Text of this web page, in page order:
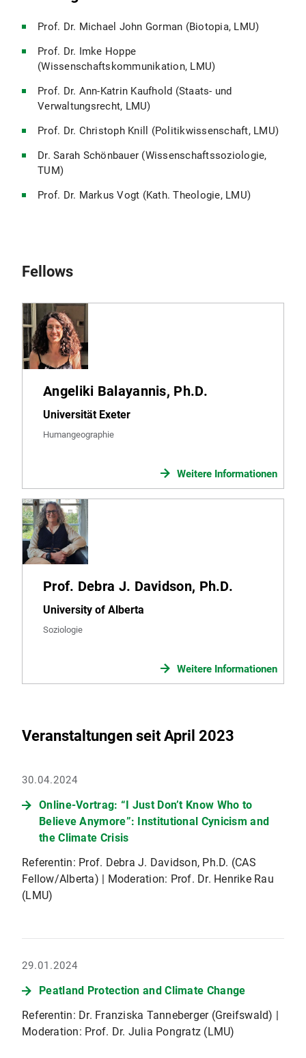
Prof. Dr. Michael John Gorman (Biotopia, LMU)
Prof. Dr. Imke Hoppe
(Wissenschaftskommunikation, LMU)
Prof. Dr. Ann-Katrin Kaufhold (Staats- und
Verwaltungsrecht, LMU)
Prof. Dr. Christoph Knill (Politikwissenschaft, LMU)
Dr. Sarah Schönbauer (Wissenschaftssoziologie,
TUM)
Prof. Dr. Markus Vogt (Kath. Theologie, LMU)
Fellows
Angeliki Balayannis, Ph.D.
Universität Exeter
Humangeographie
Weitere Informationen
Prof. Debra J. Davidson, Ph.D.
University of Alberta
Soziologie
Weitere Informationen
Veranstaltungen seit April 2023
30.04.2024
Online-Vortrag: “I Just Don’t Know Who to
Believe Anymore”: Institutional Cynicism and
the Climate Crisis
Referentin: Prof. Debra J. Davidson, Ph.D. (CAS
Fellow/Alberta) | Moderation: Prof. Dr. Henrike Rau
(LMU)
29.01.2024
Peatland Protection and Climate Change
Referentin: Dr. Franziska Tanneberger (Greifswald) |
Moderation: Prof. Dr. Julia Pongratz (LMU)